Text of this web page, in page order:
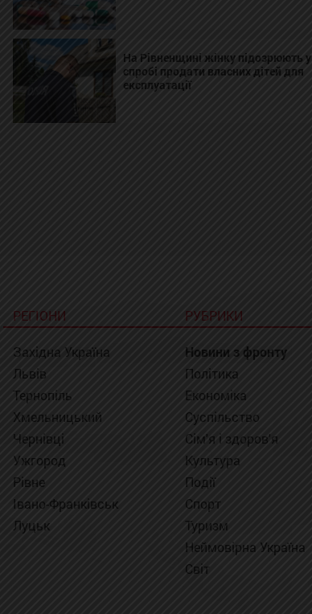
На Рівненщині жінку підозрюють у
спробі продати власних дітей для
експлуатації
РЕГІОНИ
Західна Україна
Львів
Тернопіль
Хмельницький
Чернівці
Ужгород
Рівне
Івано-Франківськ
Луцьк
РУБРИКИ
Новини з фронту
Політика
Економіка
Суспільство
Сім'я і здоров'я
Культура
Події
Спорт
Туризм
Неймовірна Україна
Світ